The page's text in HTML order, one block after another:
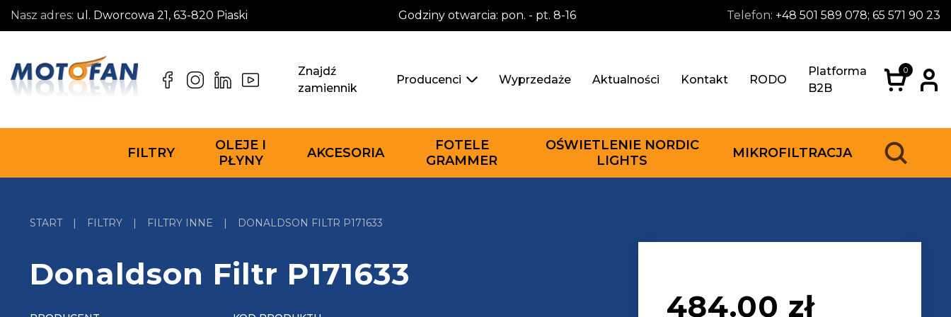
Nasz adres: ul. Dworcowa 21, 63-820 Piaski Godziny otwarcia: pon. - pt. 8-16 Telefon: +48 501 589 078; 65 571 90 23
Znajdź
zamiennik
Producenci Wyprzedaże Aktualności Kontakt RODO
Platforma
B2B
0
FILTRY
OLEJE I
PŁYNY
AKCESORIA
FOTELE
GRAMMER
OŚWIETLENIE NORDIC
LIGHTS
MIKROFILTRACJA
START | FILTRY | FILTRY INNE | DONALDSON FILTR P171633
Donaldson Filtr P171633
484.00 zł